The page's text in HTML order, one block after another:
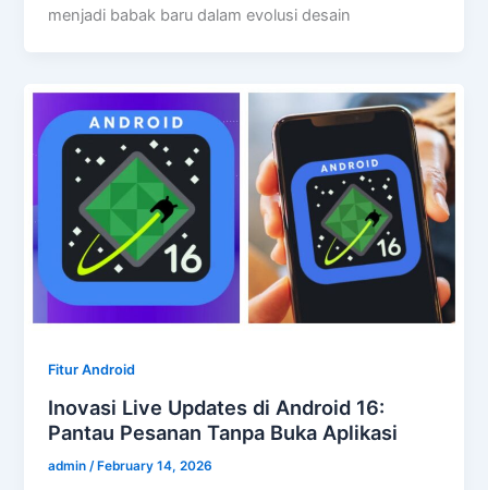
menjadi babak baru dalam evolusi desain
Fitur Android
Inovasi Live Updates di Android 16:
Pantau Pesanan Tanpa Buka Aplikasi
admin/February 14, 2026